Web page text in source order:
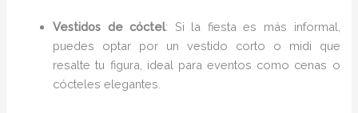
Vestidos de cóctel: Si la fiesta es más informal,
puedes optar por un vestido corto o midi que
resalte tu figura, ideal para eventos como cenas o
cócteles elegantes.